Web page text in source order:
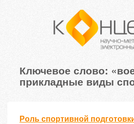
Ключевое слово:
прикладные виды
Роль спортивной